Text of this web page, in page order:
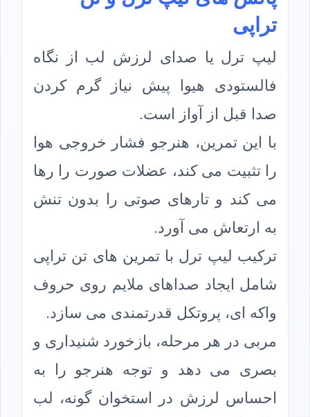
تراپی
لیپ ترل یا صدای لرزش لب از نگاه
فالستودی هیوا پیش نیاز گرم کردن
صدا قبل از آواز است.
با این تمرین، هنرجو فشار خروجی هوا
را تثبیت می کند، عضلات صورت را رها
می کند و تارهای صوتی را بدون تنش
به ارتعاش می آورد.
ترکیب لیپ ترل با تمرین های تن تراپی
شامل ایجاد صداهای ملایم روی حروف
واکه ای، پروتکل قدرتمندی می سازد.
مربی در هر مرحله، بازخورد شنیداری و
بصری می دهد و توجه هنرجو را به
احساس لرزش در استخوان گونه، لب